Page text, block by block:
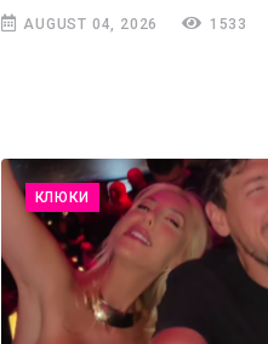
AUGUST 04, 2026 1533
КЛЮКИ